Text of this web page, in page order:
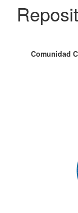
Comunidad